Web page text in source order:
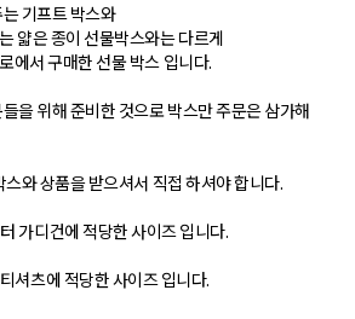
기프트 박스와
얇은 종이 선물박스와는 다르게
에서 구매한 선물 박스 입니다.
을 위해 준비한 것으로 박스만 주문은 삼가해
와 상품을 받으셔서 직접 하셔야 합니다.
가디건에 적당한 사이즈 입니다.
셔츠에 적당한 사이즈 입니다.